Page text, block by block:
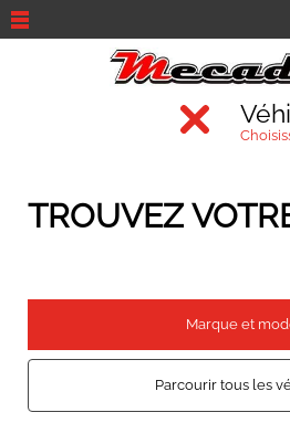
TROUVEZ
Marque et
Parcourir tous les